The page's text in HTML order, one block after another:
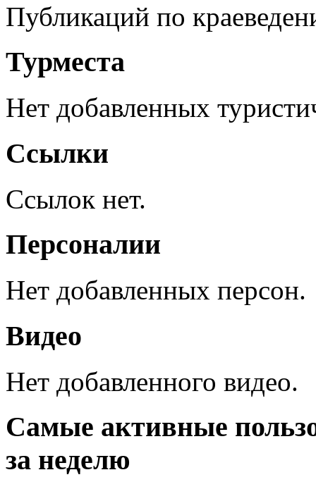
Публикаций по
Турместа
Нет добавленных
Ссылки
Ссылок нет.
Персоналии
Нет добавленных персон.
Видео
Нет добавленного видео.
Самые активные
за неделю